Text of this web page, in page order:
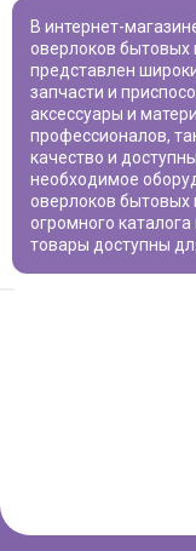
В интернет-
оверлоков бытовых
представлен
запчасти и
аксессуары и
профессионалов,
качество и
необходимое
оверлоков бытовых
огромного
товары доступны